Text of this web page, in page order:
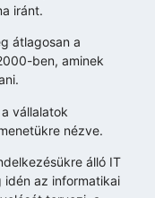
iránt.
átlagosan a
ben, aminek
vállalatok
nézve.
álló IT
idén az informatikai